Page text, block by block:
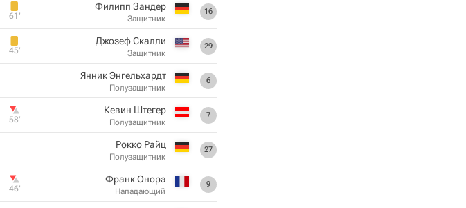
16
Филипп Зандер
Защитник
61‎’‎
29
Джозеф Скалли
Защитник
45‎’‎
6
Янник Энгельхардт
Полузащитник
7
Кевин Штегер
Полузащитник
58‎’‎
27
Рокко Райц
Полузащитник
9
Франк Онора
Нападающий
46‎’‎